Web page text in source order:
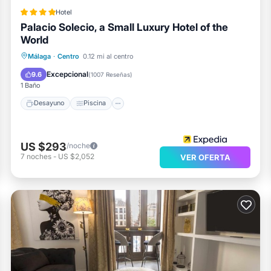
Hotel
Palacio Solecio, a Small Luxury Hotel of the
World
Málaga · Centro 0.12 mi al centro
9.6 Excepcional(1007 Reseñas)
1 Baño
Desayuno Piscina
Desayuno Piscina
Cocina
US $293/noche
7 noches - US $2,052 VER OFERTA